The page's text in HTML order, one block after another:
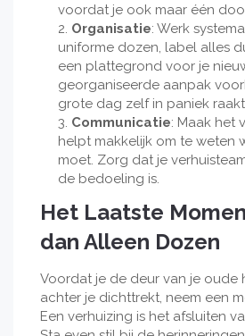
voordat je ook maar één
Organisatie: Werk
uniforme dozen, label alles
een plattegrond voor je
georganiseerde aanpak
grote dag zelf in paniek
Communicatie: Maak het
helpt makkelijk om te weten
moet. Zorg dat je
de bedoeling is.
Het Laatste
dan Alleen Dozen
Voordat je de deur van je oude
achter je dichttrekt, neem een
Een verhuizing is het afsluiten